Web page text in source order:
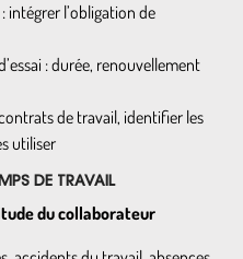
intégrer l’obligation de
: durée, renouvellement
de travail, identifier les
utiliser
DE TRAVAIL
du collaborateur